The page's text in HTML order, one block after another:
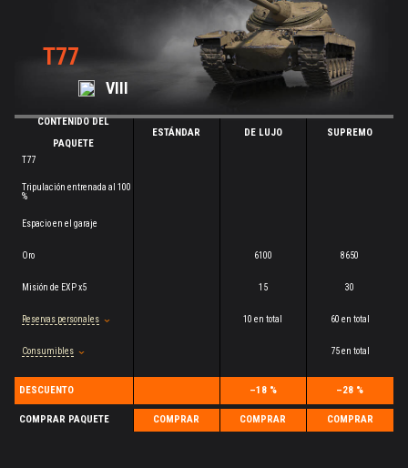
T77
VIII
CONTENIDO DEL
PAQUETE
T77
Tripulación entrenada al 100
%
Espacio en el garaje
Oro
Misión de EXP x5
Reservas personales
Consumibles
DESCUENTO
COMPRAR PAQUETE
ESTÁNDAR
COMPRAR
DE LUJO
6100
15
10 en total
–18 %
COMPRAR
SUPREMO
8650
30
60 en total
75 en total
–28 %
COMPRAR